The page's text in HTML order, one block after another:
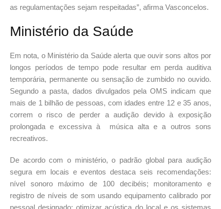
as regulamentações sejam respeitadas”, afirma Vasconcelos.
Ministério da Saúde
Em nota, o Ministério da Saúde alerta que ouvir sons altos por
longos períodos de tempo pode resultar em perda auditiva
temporária, permanente ou sensação de zumbido no ouvido.
Segundo a pasta, dados divulgados pela OMS indicam que
mais de 1 bilhão de pessoas, com idades entre 12 e 35 anos,
correm o risco de perder a audição devido à exposição
prolongada e excessiva à música alta e a outros sons
recreativos.
De acordo com o ministério, o padrão global para audição
segura em locais e eventos destaca seis recomendações:
nível sonoro máximo de 100 decibéis; monitoramento e
registro de níveis de som usando equipamento calibrado por
pessoal designado; otimizar acústica do local e os sistemas